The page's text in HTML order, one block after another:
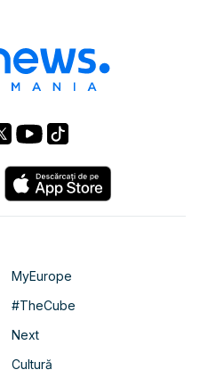
MyEurope
#TheCube
Next
Cultură